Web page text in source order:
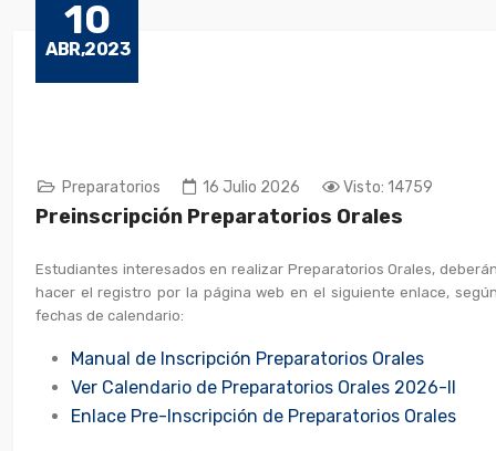
10
ABR,2023
Preparatorios 16 Julio 2026 Visto: 14759
Preinscripción Preparatorios Orales
Estudiantes interesados en realizar Preparatorios Orales,
hacer el registro por la página web en el siguiente enlace,
fechas de calendario:
Manual de Inscripción Preparatorios Orales
Ver Calendario de Preparatorios Orales 2026-II
Enlace Pre-Inscripción de Preparatorios Orales